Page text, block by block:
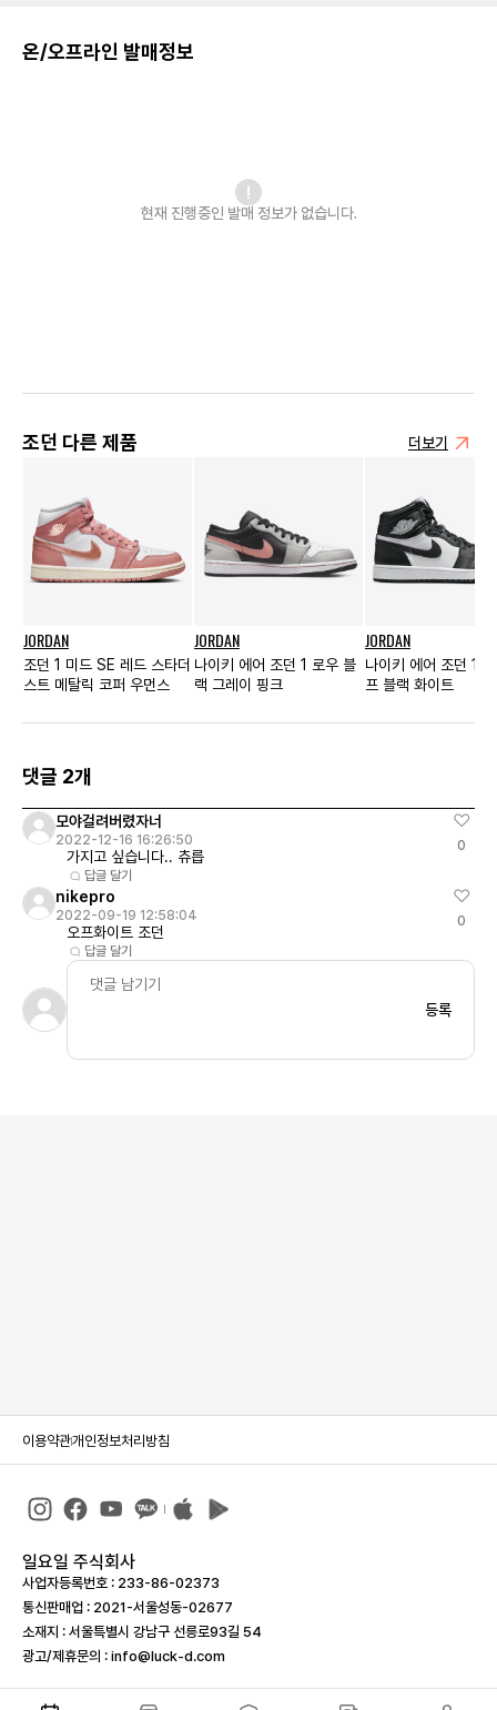
온/오프라인 발매정보
현재 진행중인 발매 정보가 없습니다.
조던 다른 제품 더보기
JORDAN
조던 1 미드 SE 레드 스타더
스트 메탈릭 코퍼 우먼스
JORDAN
나이키 에어 조던 1 로우 블
랙 그레이 핑크
JORDAN
나이키 에어 조던 1
프 블랙 화이트
댓글 2개
모야걸려버렸자너
2022-12-16 16:26:50
가지고 싶습니다.. 츄릅
답글 달기
0
nikepro
2022-09-19 12:58:04
오프화이트 조던
답글 달기
0
등록
이용약관개인정보처리방침
일요일 주식회사
사업자등록번호 : 233-86-023­73
통신판매업 : 2021-서울성동-02677
소재지 : 서울특별시 강남구 선릉로93길 54
광고/제휴문의 : info@luck-d.com